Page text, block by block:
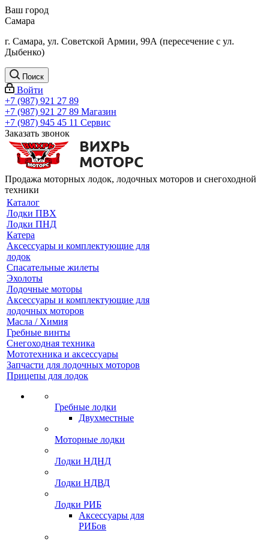
Ваш город
Самара
г. Самара, ул. Советской Армии, 99А (пересечение с ул.
Дыбенко)
Поиск
Войти
+7 (987) 921 27 89
+7 (987) 921 27 89 Магазин
+7 (987) 945 45 11 Сервис
Заказать звонок
Продажа моторных лодок, лодочных моторов и снегоходной
техники
Каталог
Лодки ПВХ
Лодки ПНД
Катера
Аксессуары и комплектующие для
лодок
Спасательные жилеты
Эхолоты
Лодочные моторы
Аксессуары и комплектующие для
лодочных моторов
Масла / Химия
Гребные винты
Снегоходная техника
Мототехника и аксессуары
Запчасти для лодочных моторов
Прицепы для лодок
Гребные лодки
Двухместные
Моторные лодки
Лодки НДНД
Лодки НДВД
Лодки РИБ
Аксессуары для
РИБов